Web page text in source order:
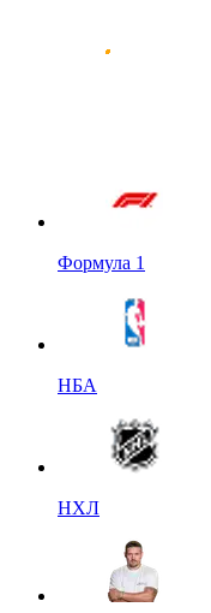
Формула 1
НБА
НХЛ